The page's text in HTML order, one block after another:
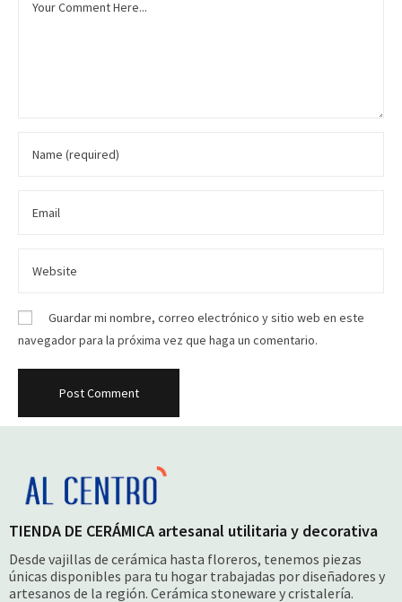
Guardar mi nombre, correo electrónico y sitio web en este
navegador para la próxima vez que haga un comentario.
TIENDA DE CERÁMICA artesanal utilitaria y decorativa
Desde vajillas de cerámica hasta floreros, tenemos piezas
únicas disponibles para tu hogar trabajadas por diseñadores y
artesanos de la región. Cerámica stoneware y cristalería.